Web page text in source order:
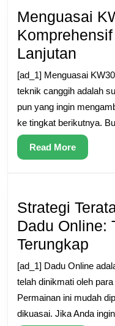
Menguasai
Lanjutan
untuk
Teknik
[ad_1] Menguasai
teknik canggih adalah
pun yang ingin
ke tingkat berikutnya.
Read MoreRead
More
Strategi
Dadu Online:
Terungkap
di
[ad_1] Dadu Online
telah dinikmati oleh
Permainan ini mudah
dikuasai. Jika Anda